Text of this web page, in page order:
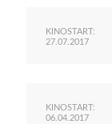
KINOSTART:
27.07.2017
KINOSTART:
06.04.2017